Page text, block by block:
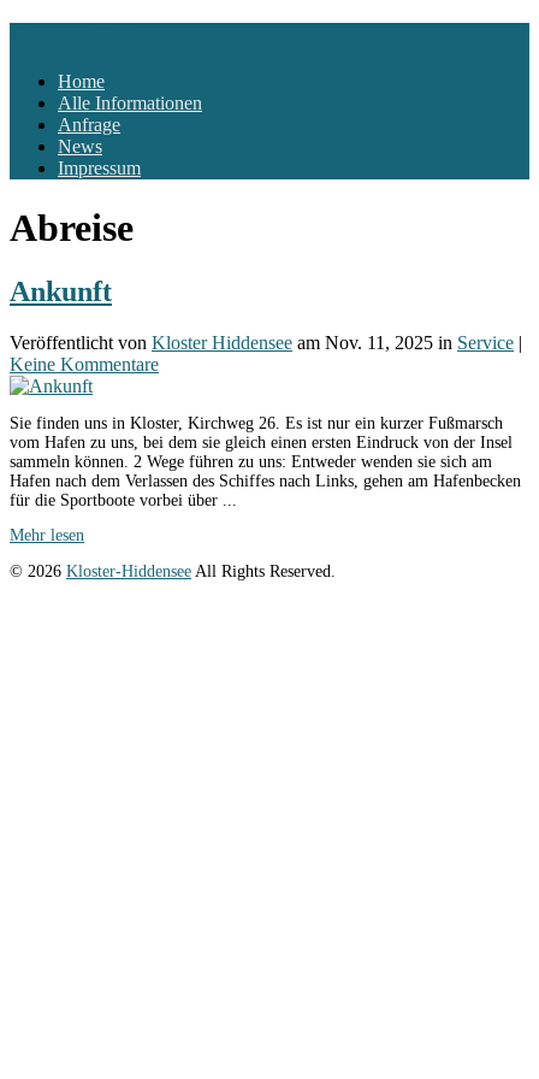
Home
Alle Informationen
Anfrage
News
Impressum
Abreise
Ankunft
Veröffentlicht von Kloster Hiddensee am Nov. 11, 2025 in Service |
Keine Kommentare
Sie finden uns in Kloster, Kirchweg 26. Es ist nur ein kurzer Fußmarsch
vom Hafen zu uns, bei dem sie gleich einen ersten Eindruck von der Insel
sammeln können. 2 Wege führen zu uns: Entweder wenden sie sich am
Hafen nach dem Verlassen des Schiffes nach Links, gehen am Hafenbecken
für die Sportboote vorbei über ...
Mehr lesen
© 2026 Kloster-Hiddensee All Rights Reserved.